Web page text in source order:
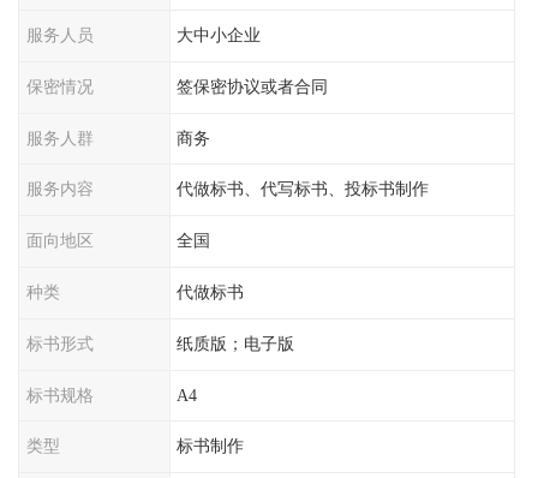
服务人员 大中小企业
保密情况 签保密协议或者合同
服务人群 商务
服务内容 代做标书、代写标书、投标书制作
面向地区 全国
种类 代做标书
标书形式 纸质版；电子版
标书规格 A4
类型 标书制作